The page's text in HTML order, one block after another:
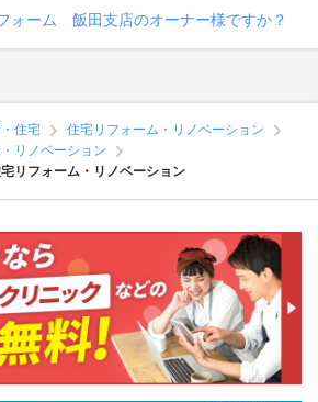
ォーム 飯田支店のオーナー様ですか？
住宅
住宅リフォーム・リノベーション
リノベーション
リフォーム・リノベーション